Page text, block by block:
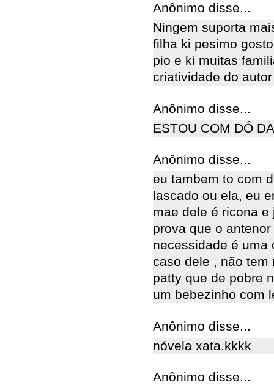
Anônimo disse...
Ningem suporta
filha ki pesimo
pio e ki muitas
criatividade do autor
Anônimo disse...
ESTOU COM DÓ
Anônimo disse...
eu tambem to com
lascado ou ela, eu
mae dele é ricona
prova que o
necessidade é uma
caso dele , não
patty que de pobre
um bebezinho com
Anônimo disse...
nóvela xata.kkkk
Anônimo disse...